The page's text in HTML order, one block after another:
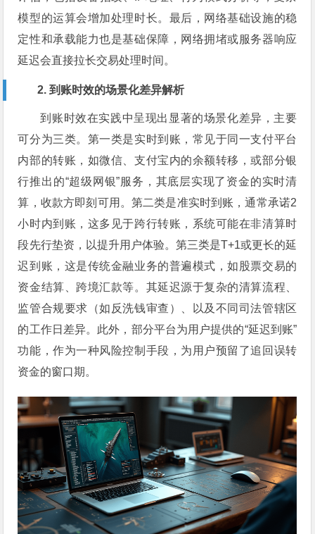
模型的运算会增加处理时长。最后，网络基础设施的稳
定性和承载能力也是基础保障，网络拥堵或服务器响应
延迟会直接拉长交易处理时间。
2. 到账时效的场景化差异解析
到账时效在实践中呈现出显著的场景化差异，主要
可分为三类。第一类是实时到账，常见于同一支付平台
内部的转账，如微信、支付宝内的余额转移，或部分银
行推出的“超级网银”服务，其底层实现了资金的实时清
算，收款方即刻可用。第二类是准实时到账，通常承诺2
小时内到账，这多见于跨行转账，系统可能在非清算时
段先行垫资，以提升用户体验。第三类是T+1或更长的延
迟到账，这是传统金融业务的普遍模式，如股票交易的
资金结算、跨境汇款等。其延迟源于复杂的清算流程、
监管合规要求（如反洗钱审查）、以及不同司法管辖区
的工作日差异。此外，部分平台为用户提供的“延迟到账”
功能，作为一种风险控制手段，为用户预留了追回误转
资金的窗口期。